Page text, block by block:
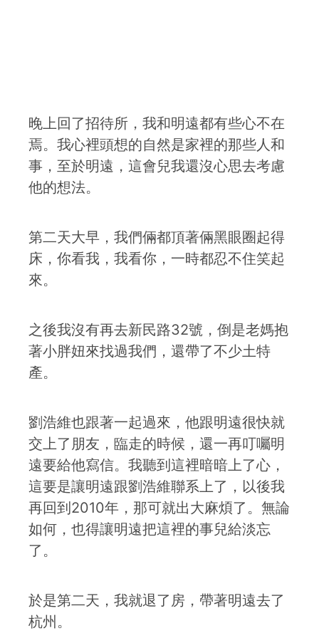
晚上回了招待所，我和明遠都有些心不在
焉。我心裡頭想的自然是家裡的那些人和
事，至於明遠，這會兒我還沒心思去考慮
他的想法。
第二天大早，我們倆都頂著倆黑眼圈起得
床，你看我，我看你，一時都忍不住笑起
來。
之後我沒有再去新民路32號，倒是老媽抱
著小胖妞來找過我們，還帶了不少土特
產。
劉浩維也跟著一起過來，他跟明遠很快就
交上了朋友，臨走的時候，還一再叮囑明
遠要給他寫信。我聽到這裡暗暗上了心，
這要是讓明遠跟劉浩維聯系上了，以後我
再回到2010年，那可就出大麻煩了。無論
如何，也得讓明遠把這裡的事兒給淡忘
了。
於是第二天，我就退了房，帶著明遠去了
杭州。